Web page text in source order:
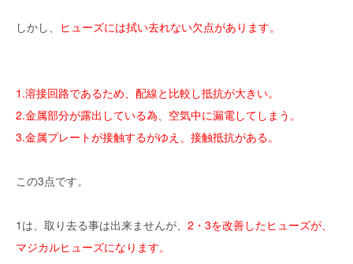
しかし、 ヒューズには拭い去れない欠点があります。
1.溶接回路であるため、配線と比較し抵抗が大きい。
2.金属部分が露出している為、空気中に漏電してしまう。
3.金属プレートが接触するがゆえ、接触抵抗がある。
この3点です。
1は、取り去る事は出来ませんが、 2・3を改善したヒューズが、
マジカルヒューズになります。